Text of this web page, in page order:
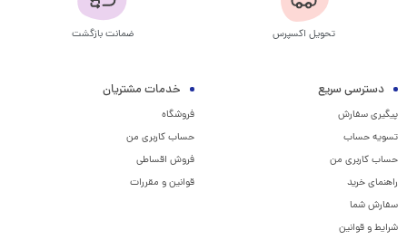
تحویل اکسپرس ضمانت بازگشت
دسترسی سریع
پیگیری سفارش
تسویه حساب
حساب کاربری من
راهنمای خرید
سفارش شما
شرایط و قوانین
خدمات مشتریان
فروشگاه
حساب کاربری من
فروش اقساطی
قوانین و مقررات